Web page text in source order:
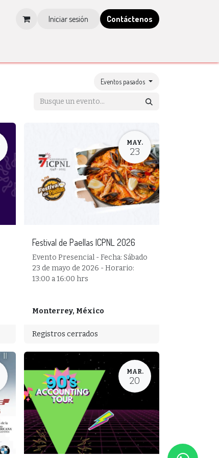
Iniciar sesión Contá​​​​ctenos
Eventos pasados
MAY.
23
Festival de Paellas ICPNL 2026
Evento Presencial - Fecha: Sábado
23 de mayo de 2026 - Horario:
13:00 a 16:00 hrs
Monterrey, México
Registros cerrados
MAR.
20